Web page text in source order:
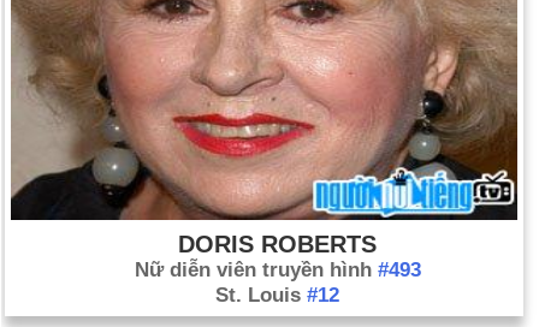
DORIS ROBERTS
Nữ diễn viên truyền hình #493
St. Louis #12